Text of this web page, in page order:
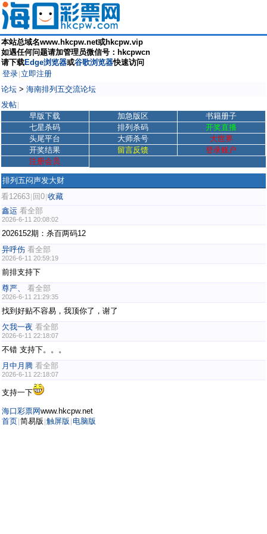
本站总域名www.hkcpw.net或hkcpw.vip
如遇任何问题请加管理员微信号：hkcpwcn
请下载Edge浏览器或谷歌浏览器快速访问
登录 立即注册
论坛 > 海南排列五交流论坛
发帖
早版下载 加急版区
书籍册子
七星杀码
排列杀码
开奖直播
头尾平台
大师杀号
大世界
开奖结果
留言反馈
登录账户
注册会员
排列五闷声发大财
看12663 回0 收藏
鑫运 看全部
2026-6-11 20:08:02
2026152期：杀百两码12
异呼伤 看全部
2026-6-11 20:59:19
前排支持下
尊严、
看全部
2026-6-11 21:29:35
找到好贴不容易，我顶你了，谢了
欠我一夜 看全部
2026-6-11 22:18:07
不错 支持下。。。
月中月腾 看全部
2026-6-11 22:18:07
支持一下
海口彩票网www.hkcpw.net
首页 简易版 触屏版 电脑版